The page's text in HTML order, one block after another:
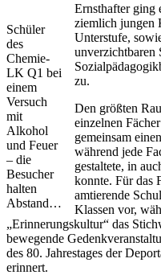
Schüler
des
Chemie-
LK Q1 bei
einem
Versuch
mit
Alkohol
und Feuer
– die
Besucher
halten
Abstand…
Ernsthafter ging
ziemlich jungen
Unterstufe,
unverzichtbaren
zu.
Den größten
einzelnen
gemeinsam
während jede
gestaltete, in
konnte. Für das
amtierende
Klassen vor,
„Erinnerungskultur“ das
bewegende
des 80. Jahrestages der
erinnert.